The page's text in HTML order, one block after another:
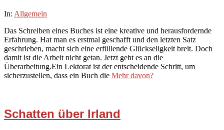
2024-
02
In: Allgemein
Das Schreiben eines Buches ist eine kreative und herausfordernde
Erfahrung. Hat man es erstmal geschafft und den letzten Satz
geschrieben, macht sich eine erfüllende Glückseligkeit breit. Doch
damit ist die Arbeit nicht getan. Jetzt geht es an die
Überarbeitung.Ein Lektorat ist der entscheidende Schritt, um
sicherzustellen, dass ein Buch die Mehr davon?
Schatten über Irland